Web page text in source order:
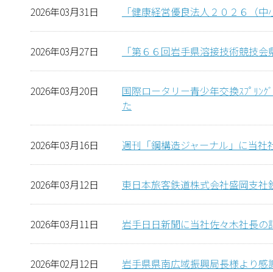
2026年03月31日 「健康経営優良法人２０２６（
2026年03月27日 「第６６回岩手県溶接技術競技
2026年03月20日
国際ロータリー青少年交換ｽﾌﾟﾘﾝ
た
2026年03月16日 週刊「鋼構造ジャーナル」に当
2026年03月12日 東日本旅客鉄道株式会社盛岡支
2026年03月11日 岩手日日新聞に当社佐々木社長の
2026年02月12日 岩手県県南広域振興局長様より